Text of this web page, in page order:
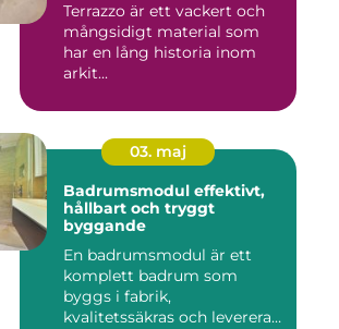
Terrazzo är ett vackert och
mångsidigt material som
har en lång historia inom
arkit...
03. maj
Badrumsmodul effektivt,
hållbart och tryggt
byggande
En badrumsmodul är ett
komplett badrum som
byggs i fabrik,
kvalitetssäkras och levereras